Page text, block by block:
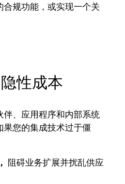
规功能，或实现一个关
性成本
、应用程序和内部系统
您的集成技术过于僵
阻碍业务扩展并扰乱供应